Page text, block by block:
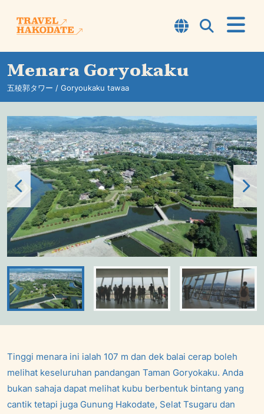
Perihal Hakodate
Laluan
Pengalaman
Tempat Bersiar-siar
Maklumat
Petua Perjalanan
Menara Goryokaku
五稜郭タワー / Goryoukaku tawaa
Tinggi menara ini ialah 107 m dan dek balai cerap boleh
melihat keseluruhan pandangan Taman Goryokaku. Anda
bukan sahaja dapat melihat kubu berbentuk bintang yang
cantik tetapi juga Gunung Hakodate, Selat Tsugaru dan